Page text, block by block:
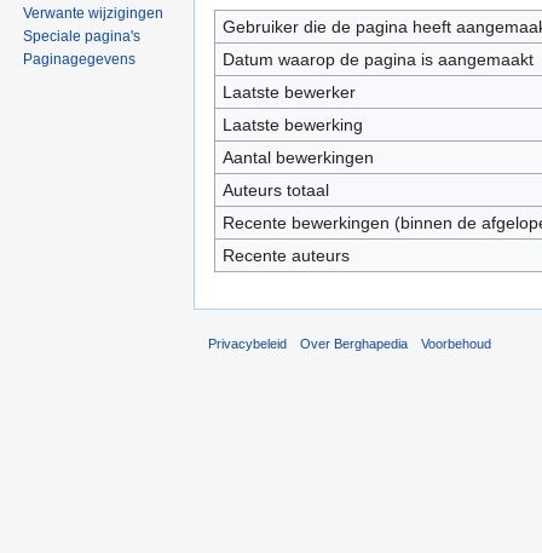
Gebruiker die de pagina heeft
Datum waarop de pagina is aangemaakt
Laatste bewerker
Laatste bewerking
Aantal bewerkingen
Auteurs totaal
Recente bewerkingen (binnen de
Recente auteurs
Verwante wijzigingen
Speciale pagina's
Paginagegevens
Privacybeleid Over Berghapedia Voorbehoud